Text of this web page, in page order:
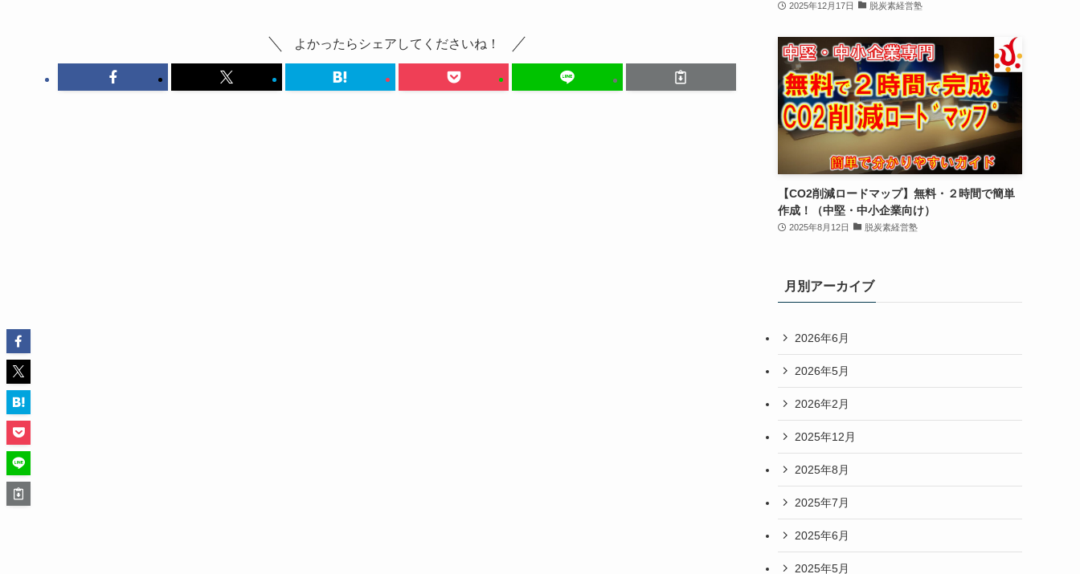
よかったらシェアしてくださいね！
2025年12月17日 脱炭素経営塾
【CO2削減ロードマップ】無料・２時間で簡単
作成！（中堅・中小企業向け）
2025年8月12日 脱炭素経営塾
月別アーカイブ
2026年6月
2026年5月
2026年2月
2025年12月
2025年8月
2025年7月
2025年6月
2025年5月